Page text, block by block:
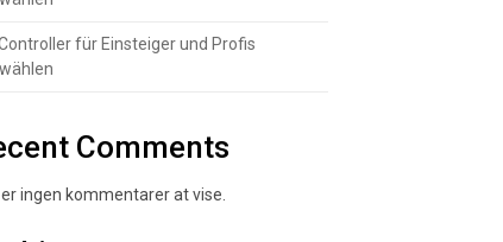
für Einsteiger und Profis
Comments
er ingen kommentarer at vise.